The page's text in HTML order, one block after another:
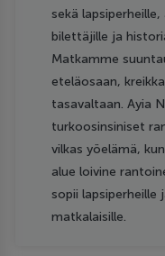
sekä
bilettäjille ja
Matkamme
eteläosaan,
tasavaltaan. Ayia
turkoosinsiniset
vilkas yöelämä,
alue loivine
sopii lapsiperheille
matkalaisille.